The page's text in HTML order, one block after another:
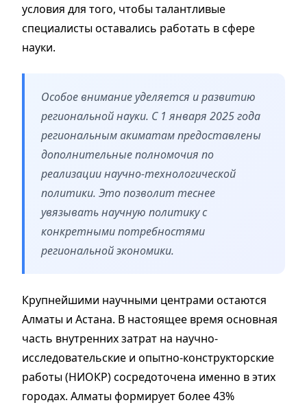
условия для того, чтобы талантливые
специалисты оставались работать в сфере
науки.
Особое внимание уделяется и развитию
региональной науки. С 1 января 2025 года
региональным акиматам предоставлены
дополнительные полномочия по
реализации научно-технологической
политики. Это позволит теснее
увязывать научную политику с
конкретными потребностями
региональной экономики.
Крупнейшими научными центрами остаются
Алматы и Астана. В настоящее время основная
часть внутренних затрат на научно-
исследовательские и опытно-конструкторские
работы (НИОКР) сосредоточена именно в этих
городах. Алматы формирует более 43%